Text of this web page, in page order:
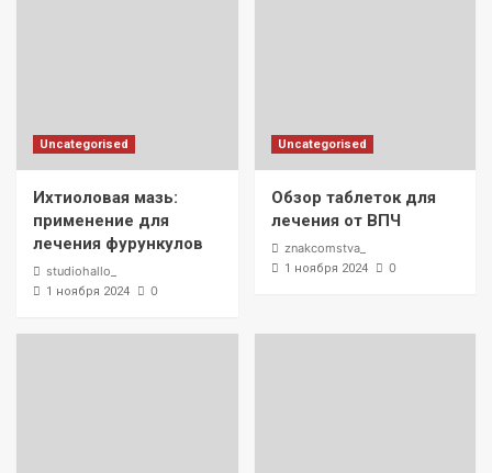
Uncategorised
Ихтиоловая мазь:
применение для
лечения фурункулов
studiohallo_
1 ноября 2024 0
Uncategorised
Обзор таблеток для
лечения от ВПЧ
znakcomstva_
1 ноября 2024 0